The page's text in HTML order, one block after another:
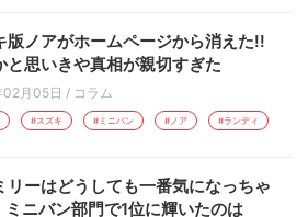
版ノアがホームページから消えた!!
と思いきや真相が親切すぎた
月05日 / コラム
#スズキ #ミニバン #ノア #ランディ
リーはどうしても一番気になっちゃ
ニバン部門で1位に輝いたのは